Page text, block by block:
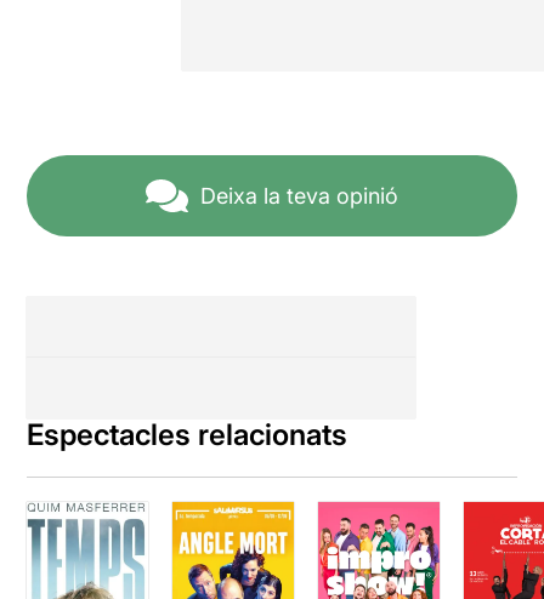
Deixa la teva opinió
Espectacles relacionats